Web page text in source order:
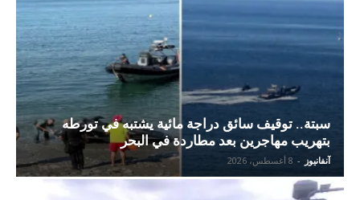
سبتة.. توقيف سائق دراجة مائية يشتبه في تورطه
بتهريب مهاجرين بعد مطاردة في البحر
آنفانيوز - 8 أغسطس، 2026